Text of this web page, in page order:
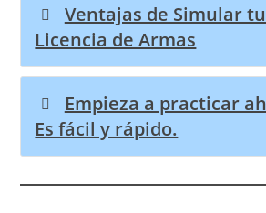
Ventajas de Simular
Licencia de Armas
Empieza a practicar
Es fácil y rápido.